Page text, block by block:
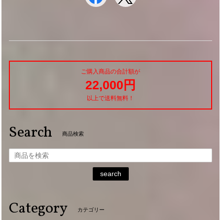
ご購入商品の合計額が
22,000円
以上で送料無料！
Search 商品検索
search
Category カテゴリー